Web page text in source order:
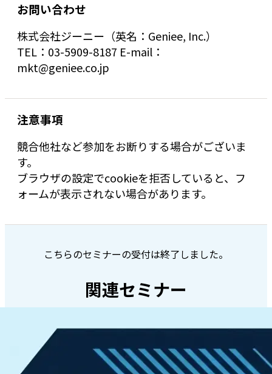
お問い合わせ
株式会社ジーニー（英名：Geniee, Inc.）
TEL：03-5909-8187 E-mail：
mkt@geniee.co.jp
注意事項
競合他社など参加をお断りする場合がございま
す。
ブラウザの設定でcookieを拒否していると、フ
ォームが表示されない場合があります。
こちらのセミナーの受付は終了しました。
関連セミナー